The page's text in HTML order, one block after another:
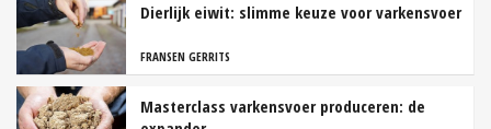
Dierlijk eiwit: slimme keuze voor varkensvoer
FRANSEN GERRITS
Masterclass varkensvoer produceren: de